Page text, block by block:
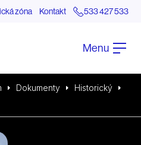
zóna Kontakt 533 427 533
Menu
Dokumenty
Historický